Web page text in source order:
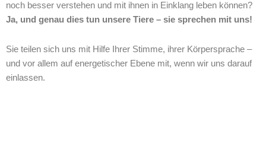
noch besser verstehen und mit ihnen in Einklang leben können?
Ja, und genau dies tun unsere Tiere – sie sprechen mit uns!
Sie teilen sich uns mit Hilfe Ihrer Stimme, ihrer Körpersprache –
und vor allem auf energetischer Ebene mit, wenn wir uns darauf
einlassen.